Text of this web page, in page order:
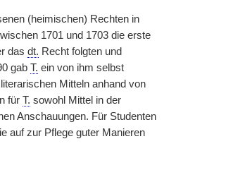
(heimischen) Rechten in
1701 und 1703 die erste
das dt. Recht folgten und
gab T. ein von ihm selbst
Mitteln anhand von
für T. sowohl Mittel in der
Anschauungen. Für Studenten
auf zur Pflege guter Manieren